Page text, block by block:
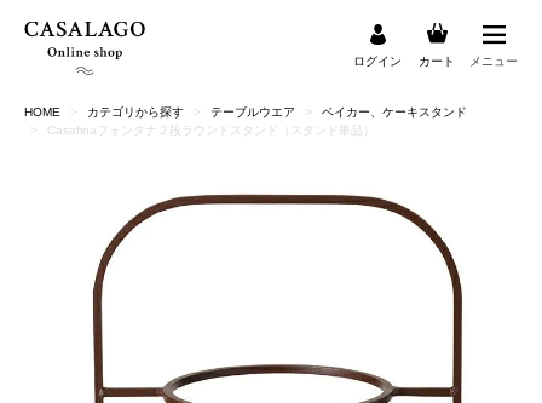
ログイン カート メニュー
HOME カテゴリから探す テーブルウエア
ベイカー、ケーキスタンド
Casafinaフォンタナ２段ラウンドスタンド（スタンド単品）
検索